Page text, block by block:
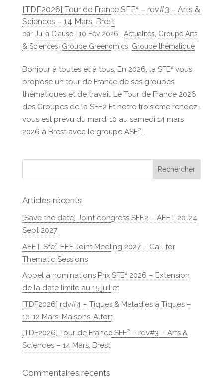
[TDF2026] Tour de France SFE² – rdv#3 – Arts &
Sciences – 14 Mars, Brest
par Julia Clause| 10 Fév 2026 Actualités, Groupe Arts
& Sciences, Groupe Greenomics, Groupe thématique
Bonjour à toutes et à tous, En 2026, la SFE² vous
propose un tour de France de ses groupes
thématiques et de travail, Le Tour de France 2026
des Groupes de la SFE2 Et notre troisième rendez-
vous est prévu du mardi 10 au samedi 14 mars
2026 à Brest avec le groupe ASE²...
Articles récents
[Save the date] Joint congress SFE2 – AEET 20-24
Sept 2027
AEET-Sfe²-EEF Joint Meeting 2027 – Call for
Thematic Sessions
Appel à nominations Prix SFE² 2026 – Extension
de la date limite au 15 juillet
[TDF2026] rdv#4 – Tiques & Maladies à Tiques –
10-12 Mars, Maisons-Alfort
[TDF2026] Tour de France SFE² – rdv#3 – Arts &
Sciences – 14 Mars, Brest
Commentaires récents